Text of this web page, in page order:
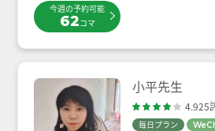
今週の予約可能
62コマ
小平先生
4.925
毎日プラン